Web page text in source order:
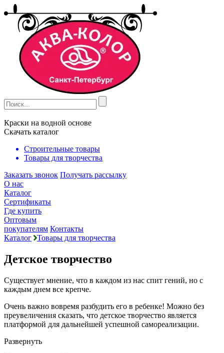
Краски на водной основе
Скачать каталог
Строительные товары
Товары для творчества
Заказать звонок Получать рассылку
О нас
Каталог
Сертификаты
Где купить
Оптовым
покупателям Контакты
Каталог
Товары для творчества
Детское творчество
Существует мнение, что в каждом из нас спит гений, но с
каждым днем все крепче.
Очень важно вовремя разбудить его в ребенке! Можно без
преувеличения сказать, что детское творчество является
платформой для дальнейшей успешной самореализации.
Развернуть